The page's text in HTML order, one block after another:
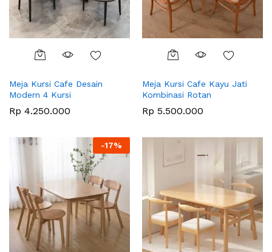
Meja Kursi Cafe Desain
Modern 4 Kursi
Rp 4.250.000
Meja Kursi Cafe Kayu Jati
Kombinasi Rotan
Rp 5.500.000
-17%